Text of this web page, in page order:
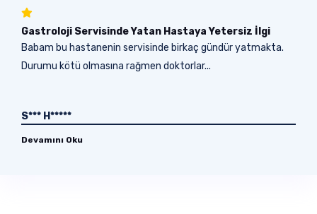
Gastroloji Servisinde Yatan Hastaya Yetersiz İlgi
Babam bu hastanenin servisinde birkaç gündür yatmakta.
Durumu kötü olmasına rağmen doktorlar...
S*** H*****
Devamını Oku